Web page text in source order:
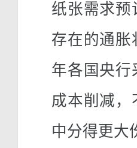
纸张需求预
存在的通胀
年各国央行
成本削减
中分得更大